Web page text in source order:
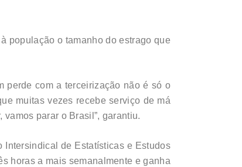
população o tamanho do estrago que
perde com a terceirização não é só o
muitas vezes recebe serviço de má
parar o Brasil”, garantiu.
Intersindical de Estatísticas e Estudos
horas a mais semanalmente e ganha